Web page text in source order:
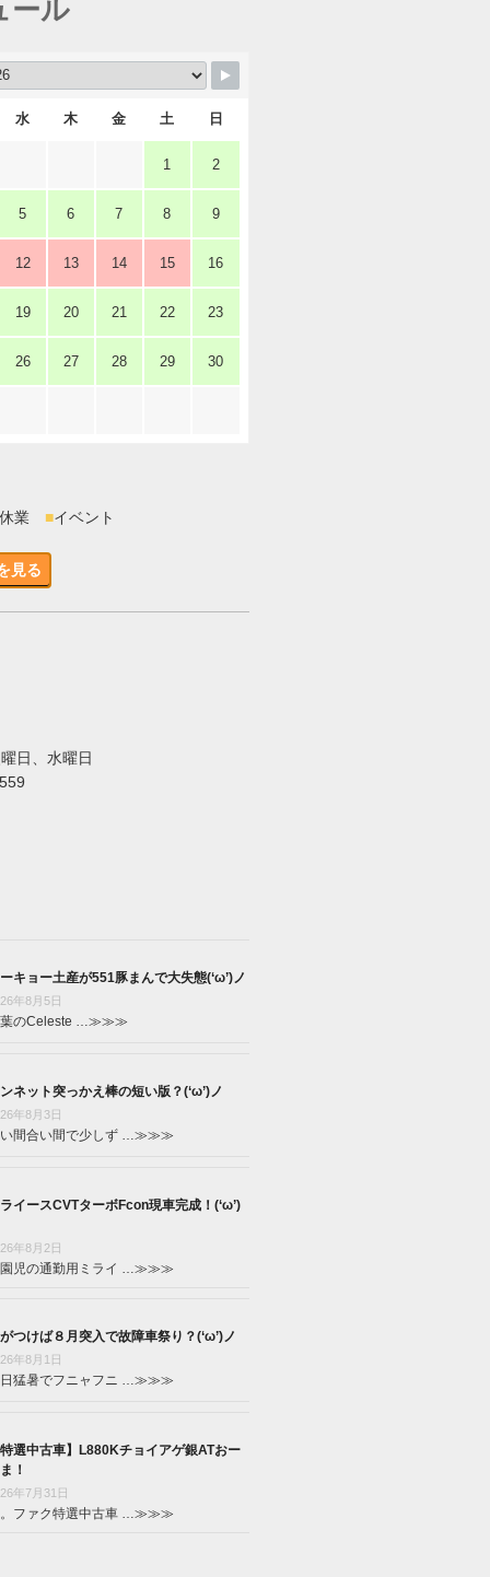
ール
水 木 金 土 日
1 2
5 6 7 8 9
12 13 14 15 16
19 20 21 22 23
26 27 28 29 30
業 ■イベント
見る
日、水曜日
キョー土産が551豚まんで大失態(‘ω’)ノ
年8月5日
のCeleste … ≫≫≫
ネット突っかえ棒の短い版？(‘ω’)ノ
年8月3日
間合い間で少しず … ≫≫≫
イースCVTターボFcon現車完成！(‘ω’)
年8月2日
児の通勤用ミライ … ≫≫≫
つけば８月突入で故障車祭り？(‘ω’)ノ
年8月1日
猛暑でフニャフニ … ≫≫≫
選中古車】L880Kチョイアゲ銀ATおー
！
年7月31日
ファク特選中古車 … ≫≫≫